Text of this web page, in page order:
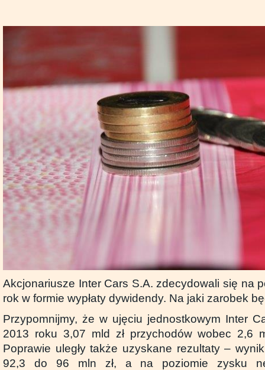
Akcjonariusze Inter Cars S.A. zdecydowali się na
rok w formie wypłaty dywidendy. Na jaki zarobek
Przypomnijmy, że w ujęciu jednostkowym Inter
2013 roku 3,07 mld zł przychodów wobec 2,6
Poprawie uległy także uzyskane rezultaty –
92,3 do 96 mln zł, a na poziomie zysku